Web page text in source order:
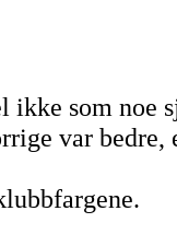
ikke som noe
var bedre,